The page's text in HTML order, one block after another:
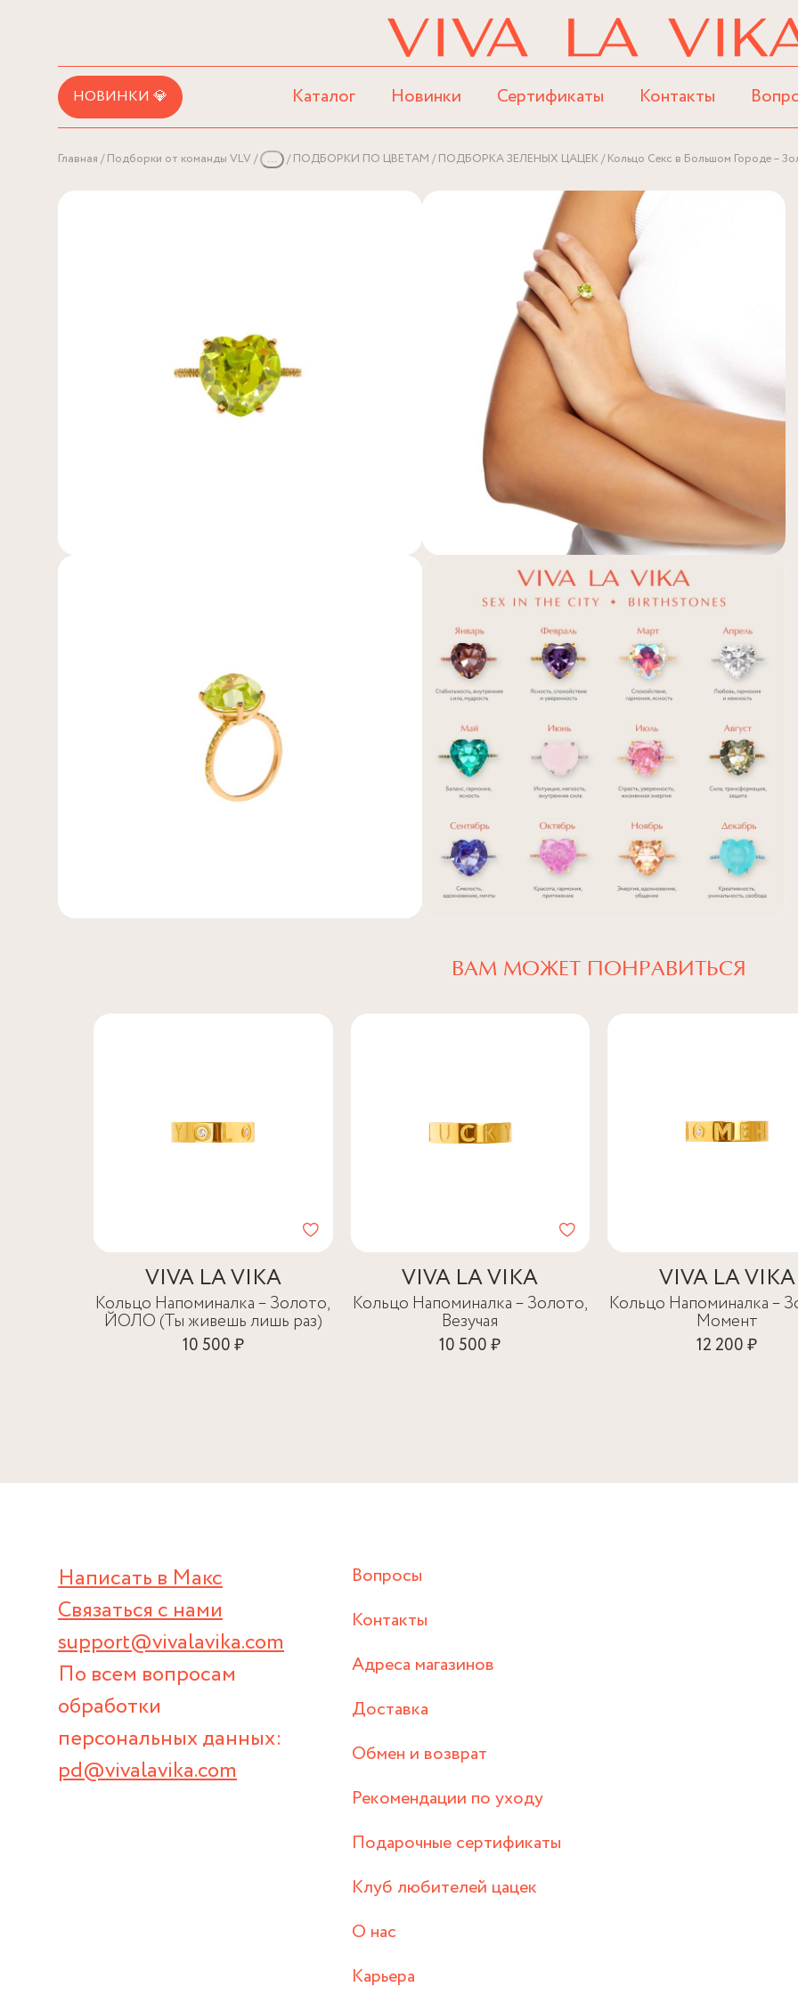
НОВИНКИ 💎 Каталог Новинки Сертификаты Контакты
Главная Подборки от команды VLV ... ПОДБОРКИ ПО ЦВЕТАМ ПОДБОРКА ЗЕЛЕНЫХ ЦАЦЕК Кольцо Секс в Большом Городе –
ВАМ МОЖЕТ ПОНРАВИТЬСЯ
VIVA LA VIKA
Кольцо Напоминалка – Золото,
ЙОЛО (Ты живешь лишь раз)
10 500 ₽
VIVA LA VIKA
Кольцо Напоминалка – Золото,
Везучая
10 500 ₽
VIVA LA VIKA
Кольцо Напоминалка –
Момент
12 200 ₽
Написать в Макс
Связаться с нами
support@vivalavika.com
По всем вопросам
обработки
персональных данных:
pd@vivalavika.com
Вопросы
Контакты
Адреса магазинов
Доставка
Обмен и возврат
Рекомендации по уходу
Подарочные сертификаты
Клуб любителей цацек
О нас
Карьера